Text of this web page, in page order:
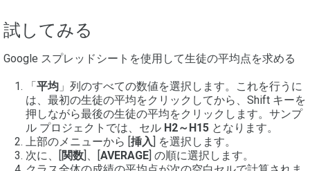
試してみる
Google スプレッドシートを使用して生徒の平均点を求める
「平均 」列のすべての数値を選択します。これを行うに
は、最初の生徒の平均をクリックしてから、Shift キーを
押しながら最後の生徒の平均をクリックします。サンプ
ル プロジェクトでは、セル H2～H15 となります。
上部のメニューから [挿入] を選択します。
次に、[関数]、[AVERAGE] の順に選択します。